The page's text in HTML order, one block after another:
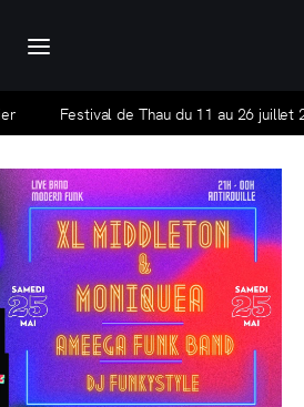
Festival de Thau du 11 au 26 juillet
un agenda culturel, mensuel et
de l'actualité à Montpellier